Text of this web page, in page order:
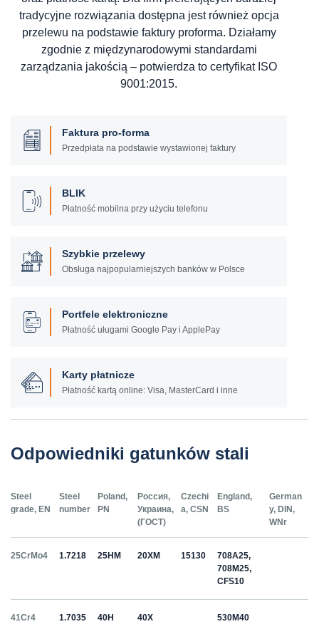
tradycyjne rozwiązania dostępna jest również opcja
przelewu na podstawie faktury proforma. Działamy
zgodnie z międzynarodowymi standardami
zarządzania jakością – potwierdza to certyfikat ISO
9001:2015.
Faktura pro-forma
Przedpłata na podstawie wystawionej faktury
BLIK
Płatność mobilna przy użyciu telefonu
Szybkie przelewy
Obsługa najpopularniejszych banków w Polsce
Portfele elektroniczne
Płatność uługami Google Pay i ApplePay
Karty płatnicze
Płatność kartą online: Visa, MasterCard i inne
Odpowiedniki gatunków stali
Steel
grade, EN
Steel
number
Poland,
PN
Россия,
Украина,
(ГОСТ)
Czechi
a, CSN
England,
BS
German
y, DIN,
WNr
25CrMo4 1.7218 25HM 20ХМ 15130
708A25,
708M25,
CFS10
41Cr4 1.7035 40H 40Х 530M40